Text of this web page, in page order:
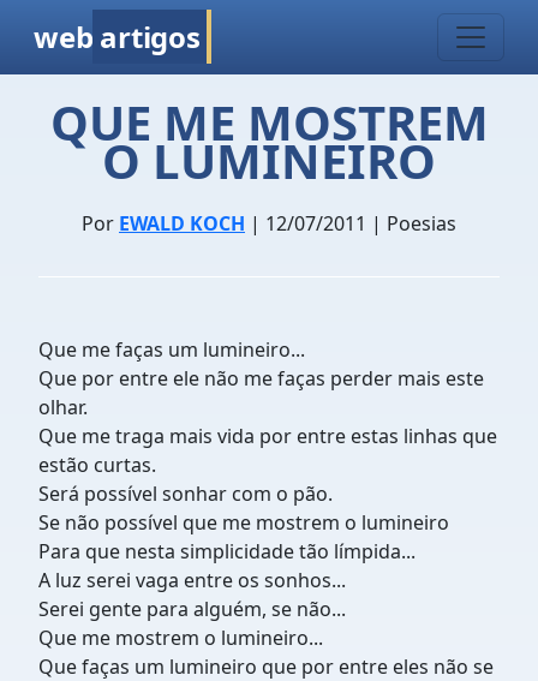
web artigos
QUE ME MOSTREM
O LUMINEIRO
Por EWALD KOCH | 12/07/2011 | Poesias
Que me faças um lumineiro...
Que por entre ele não me faças perder mais este
olhar.
Que me traga mais vida por entre estas linhas que
estão curtas.
Será possível sonhar com o pão.
Se não possível que me mostrem o lumineiro
Para que nesta simplicidade tão límpida...
A luz serei vaga entre os sonhos...
Serei gente para alguém, se não...
Que me mostrem o lumineiro...
Que faças um lumineiro que por entre eles não se